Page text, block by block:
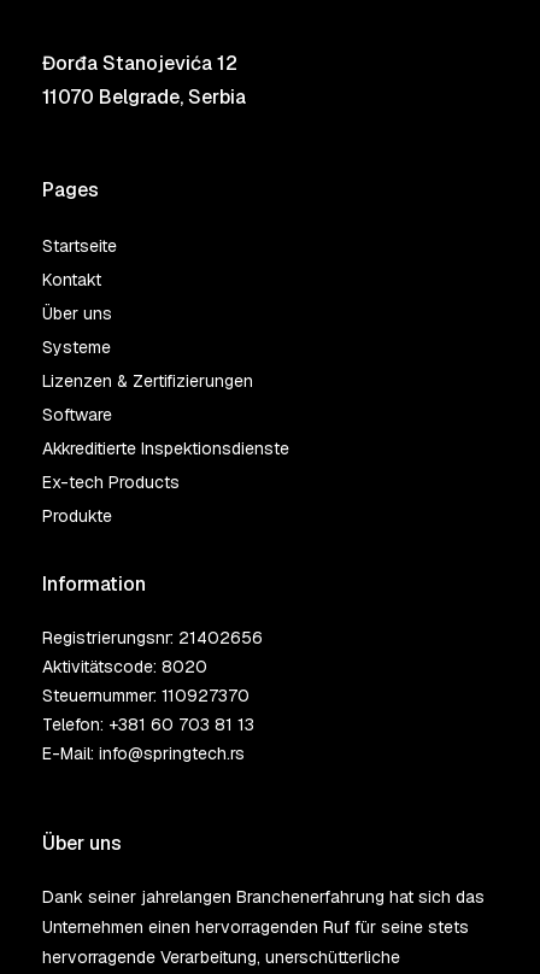
Đorđa Stanojevića 12
11070 Belgrade, Serbia
Pages
Startseite
Kontakt
Über uns
Systeme
Lizenzen & Zertifizierungen
Software
Akkreditierte Inspektionsdienste
Ex-tech Products
Produkte
Information
Registrierungsnr: 21402656
Aktivitätscode: 8020
Steuernummer: 110927370
Telefon: +381 60 703 81 13
E-Mail: info@springtech.rs
Über uns
Dank seiner jahrelangen Branchenerfahrung hat sich das
Unternehmen einen hervorragenden Ruf für seine stets
hervorragende Verarbeitung, unerschütterliche